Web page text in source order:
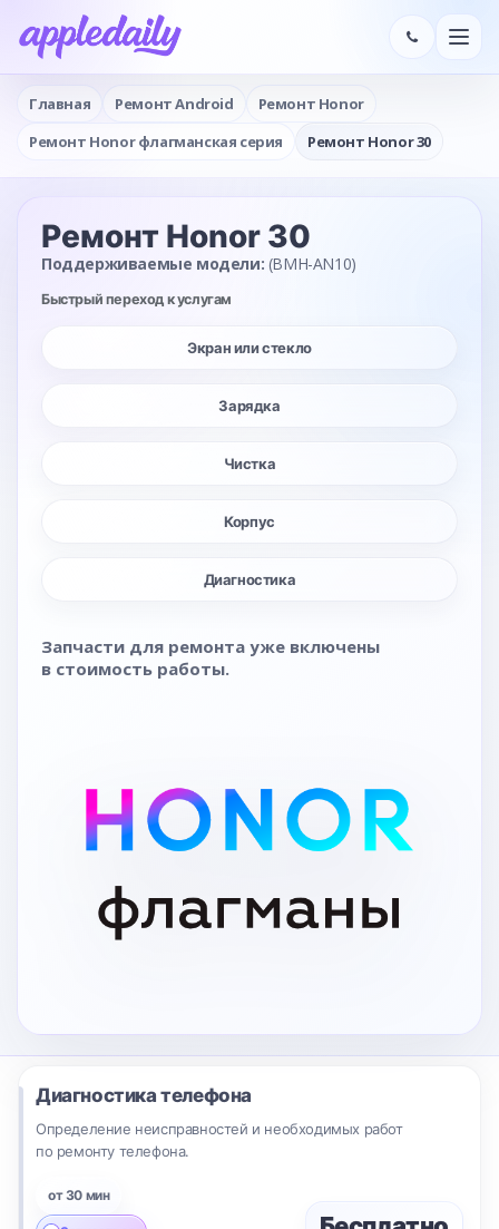
Главная Ремонт Android
Ремонт Honor
Ремонт Honor флагманская серия
Ремонт Honor 30
Ремонт Honor 30
Поддерживаемые модели: (BMH-AN10)
Быстрый переход к услугам
Экран или стекло
Зарядка
Чистка
Корпус
Диагностика
Запчасти для ремонта уже включены
в стоимость работы.
Диагностика телефона
Определение неисправностей и необходимых работ
по ремонту телефона.
от 30 мин